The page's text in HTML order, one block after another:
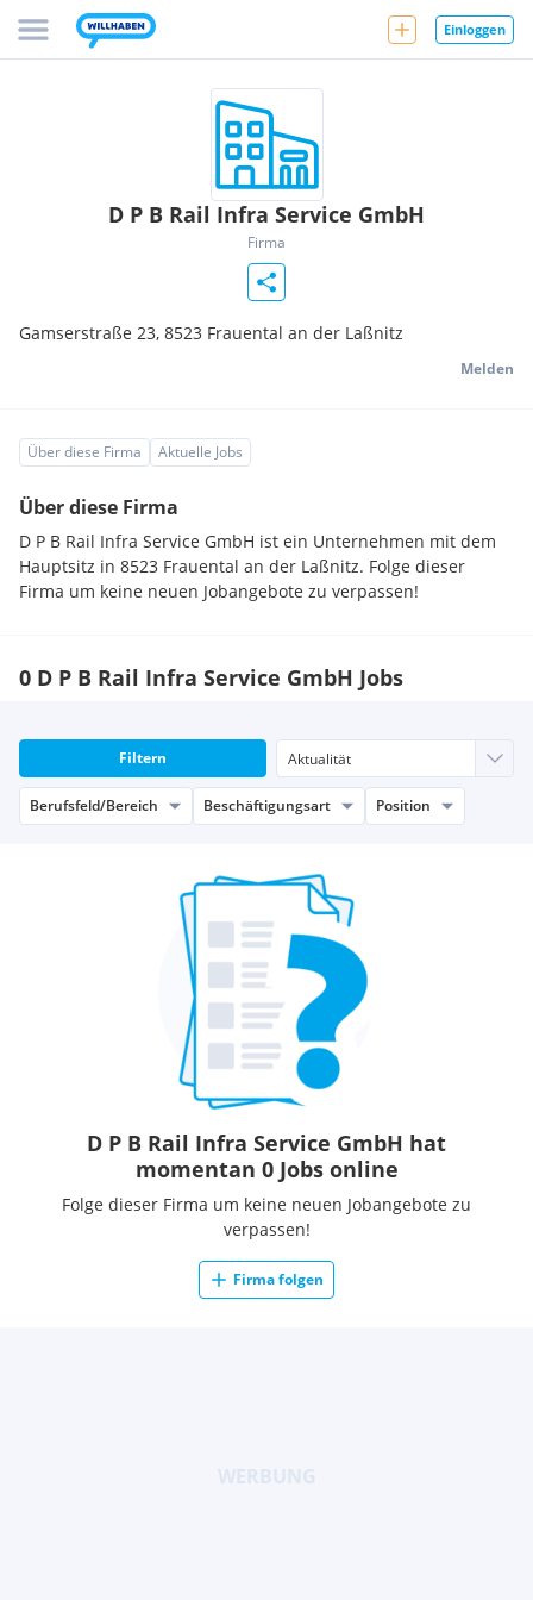
Einloggen
D P B Rail Infra Service GmbH
Firma
Gamserstraße 23, 8523 Frauental an der Laßnitz
Melden
Über diese Firma Aktuelle Jobs
Über diese Firma
D P B Rail Infra Service GmbH ist ein Unternehmen mit dem
Hauptsitz in 8523 Frauental an der Laßnitz. Folge dieser
Firma um keine neuen Jobangebote zu verpassen!
0 D P B Rail Infra Service GmbH Jobs
Filtern
Berufsfeld/Bereich Beschäftigungsart Position
D P B Rail Infra Service GmbH hat
momentan 0 Jobs online
Folge dieser Firma um keine neuen Jobangebote zu
verpassen!
Firma folgen